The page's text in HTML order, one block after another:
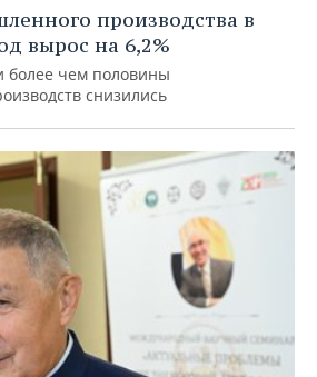
производства в
вырос на 6,2%
более чем половины
снизились